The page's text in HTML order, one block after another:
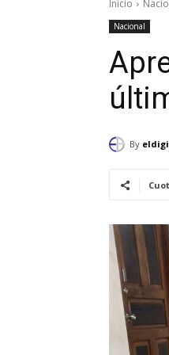
Inicio
Nacional
By